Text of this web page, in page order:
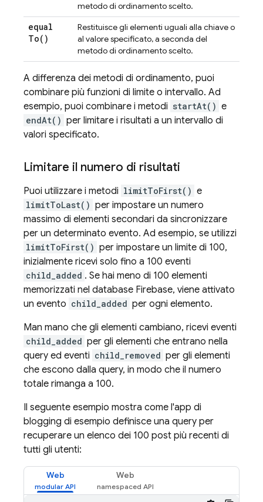
metodo di ordinamento scelto.
equal
To( )
Restituisce gli elementi uguali alla chiave o
al valore specificato, a seconda del
metodo di ordinamento scelto.
A differenza dei metodi di ordinamento, puoi
combinare più funzioni di limite o intervallo. Ad
esempio, puoi combinare i metodi startAt() e
endAt() per limitare i risultati a un intervallo di
valori specificato.
Limitare il numero di risultati
Puoi utilizzare i metodi limitToFirst() e
limitToLast() per impostare un numero
massimo di elementi secondari da sincronizzare
per un determinato evento. Ad esempio, se utilizzi
limitToFirst() per impostare un limite di 100,
inizialmente ricevi solo fino a 100 eventi
child_added . Se hai meno di 100 elementi
memorizzati nel database Firebase, viene attivato
un evento child_added per ogni elemento.
Man mano che gli elementi cambiano, ricevi eventi
child_added per gli elementi che entrano nella
query ed eventi child_removed per gli elementi
che escono dalla query, in modo che il numero
totale rimanga a 100.
Il seguente esempio mostra come l'app di
blogging di esempio definisce una query per
recuperare un elenco dei 100 post più recenti di
tutti gli utenti:
Web Web